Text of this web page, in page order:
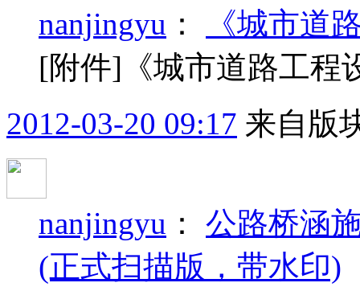
nanjingyu ：
《城市道
[附件]《城市道路工程
2012-03-20 09:17 来自版
nanjingyu ： 公路桥涵
(正式扫描版，带水印)